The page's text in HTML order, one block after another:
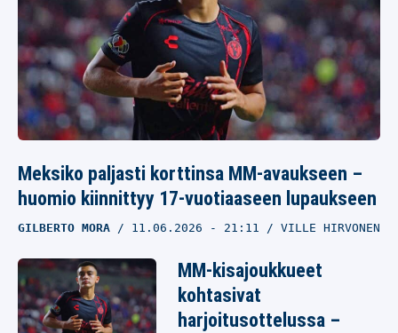
Meksiko paljasti korttinsa MM-avaukseen –
huomio kiinnittyy 17-vuotiaaseen lupaukseen
GILBERTO MORA 11.06.2026 - 21:11 VILLE HIRVONEN
MM-kisajoukkueet
kohtasivat
harjoitusottelussa –